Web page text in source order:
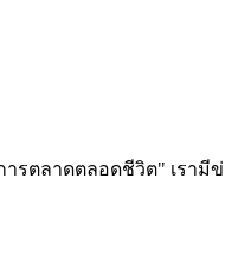
รตลาดตลอดชีวิต" เรามี